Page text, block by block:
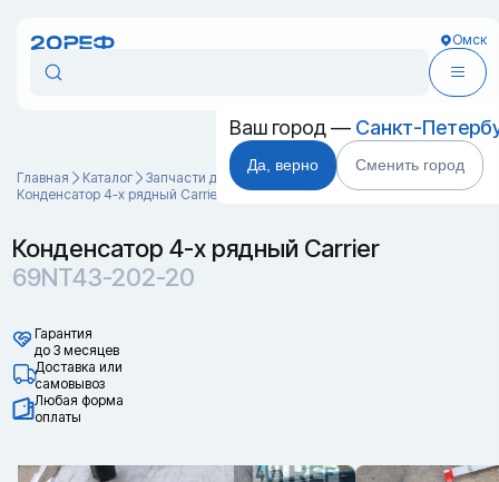
Омск
Ваш город — Санкт-
Да, верно Сменить город
Главная Каталог
Запчасти для контейнеров
Конденсатор 4-х рядный Carrier 69NT43-202-20
Конденсатор 4-х рядный Carrier
69NT43-202-20
Гарантия
до 3 месяцев
Доставка или
самовывоз
Любая форма
оплаты